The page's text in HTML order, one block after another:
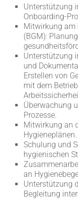
Unterstützung
Onboarding-
Mitwirkung am
(BGM):
Unterstützung
und
Erstellen von
mit dem
Überwachung
Prozesse.
Mitwirkung an
Hygieneplänen.
Schulung und
hygienischen
an
Unterstützung
Begleitung